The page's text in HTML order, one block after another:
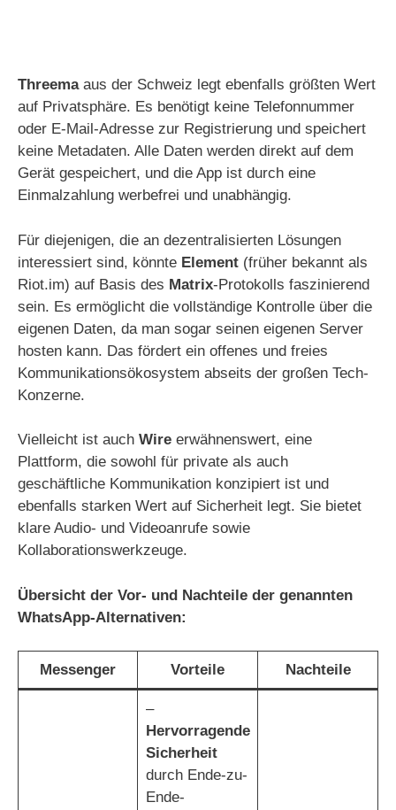
Threemaaus der Schweiz legt ebenfalls größten Wert
auf Privatsphäre. Es benötigt keine Telefonnummer
oder E-Mail-Adresse zur Registrierung und speichert
keine Metadaten. Alle Daten werden direkt auf dem
Gerät gespeichert, und die App ist durch eine
Einmalzahlung werbefrei und unabhängig.
Für diejenigen, die an dezentralisierten Lösungen
interessiert sind, könnte Element (früher bekannt als
Riot.im) auf Basis des Matrix-Protokolls faszinierend
sein. Es ermöglicht die vollständige Kontrolle über die
eigenen Daten, da man sogar seinen eigenen Server
hosten kann. Das fördert ein offenes und freies
Kommunikationsökosystem abseits der großen Tech-
Konzerne.
Vielleicht ist auch Wire erwähnenswert, eine
Plattform, die sowohl für private als auch
geschäftliche Kommunikation konzipiert ist und
ebenfalls starken Wert auf Sicherheit legt. Sie bietet
klare Audio- und Videoanrufe sowie
Kollaborationswerkzeuge.
Übersicht der Vor- und Nachteile der genannten
WhatsApp-Alternativen:
Messenger Vorteile Nachteile
–
Hervorragende
Sicherheit
durch Ende-zu-
Ende-